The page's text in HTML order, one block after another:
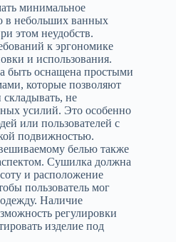
минимальное
в небольших ванных
этом неудобств.
к эргономике
и использования.
быть оснащена простыми
которые позволяют
складывать, не
усилий. Это особенно
или пользователей с
подвижностью.
белью также
Сушилка должна
и расположение
пользователь мог
одежду. Наличие
регулировки
изделие под